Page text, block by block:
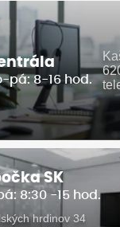
pá: 8-16 hod.
SK
8:30 -15 hod.
hrdinov 34